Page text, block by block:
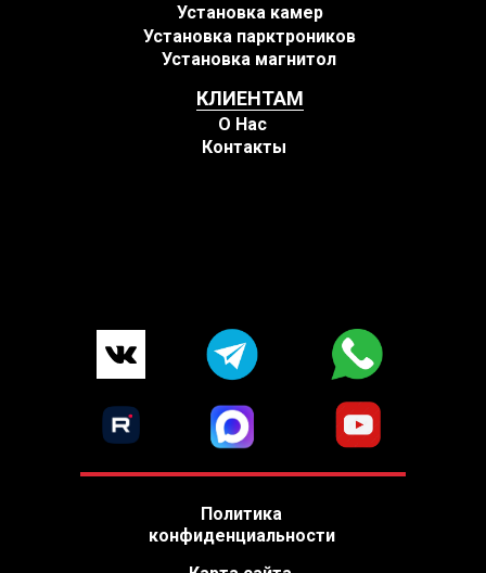
КЛИЕНТАМ
Политика
конфиденциальности
Установка камер
О Нас
Контакты
Установка магнитол
Установка парктроников